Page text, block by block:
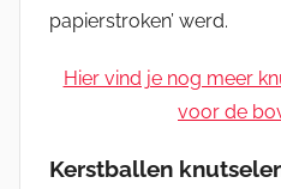
papierstroken’ werd.
Hier vind je nog meer
voor de
Kerstballen